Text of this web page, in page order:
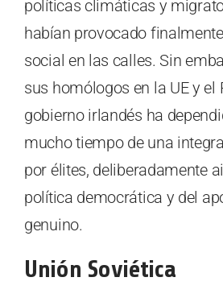
políticas climáticas y
habían provocado
social en las calles. Sin
sus homólogos en la UE y el
gobierno irlandés ha
mucho tiempo de una
por élites, deliberadamente
política democrática y del
genuino.
Unión Soviética